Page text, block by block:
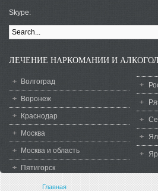
Skype:
ФОРМА ПОИСКА
ЛЕЧЕНИЕ НАРКОМАНИИ И
Волгоград
Воронеж
Краснодар
Москва
Москва и область
Пятигорск
Главная